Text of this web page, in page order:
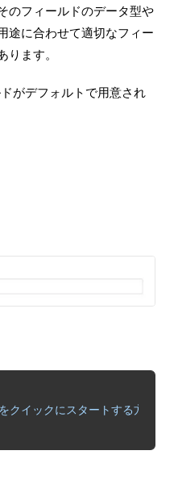
のフィールドのデータ型や
途に合わせて適切なフィー
ます。
がデフォルトで用意され
イックにスタートする方法"